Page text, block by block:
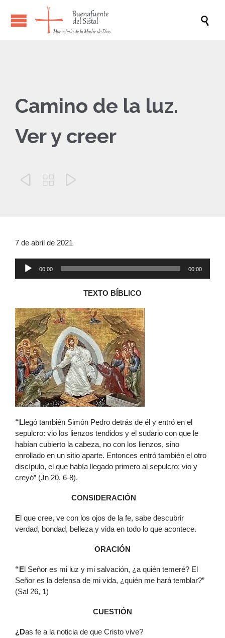

Camino de la luz.
Ver y creer
  
7 de abril de 2021
00:00 00:00
TEXTO BÍBLICO
“Llegó también Simón Pedro detrás de él y entró en el
sepulcro: vio los lienzos tendidos y el sudario con que le
habían cubierto la cabeza, no con los lienzos, sino
enrollado en un sitio aparte. Entonces entró también el otro
discípulo, el que había llegado primero al sepulcro; vio y
creyó” (Jn 20, 6-8).
CONSIDERACIÓN
El que cree, ve con los ojos de la fe, sabe descubrir
verdad, bondad, belleza y vida en todo lo que acontece.
ORACIÓN
“El Señor es mi luz y mi salvación, ¿a quién temeré? El
Señor es la defensa de mi vida, ¿quién me hará temblar?”
(Sal 26, 1)
CUESTIÓN
¿Das fe a la noticia de que Cristo vive?